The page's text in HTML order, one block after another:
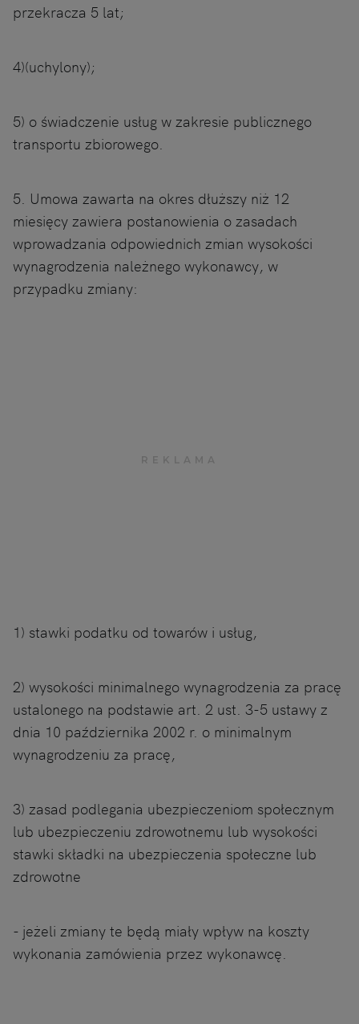
przekracza 5 lat;
4)(uchylony);
5) o świadczenie usług w zakresie publicznego
transportu zbiorowego.
5. Umowa zawarta na okres dłuższy niż 12
miesięcy zawiera postanowienia o zasadach
wprowadzania odpowiednich zmian wysokości
wynagrodzenia należnego wykonawcy, w
przypadku zmiany:
1) stawki podatku od towarów i usług,
2) wysokości minimalnego wynagrodzenia za pracę
ustalonego na podstawie art. 2 ust. 3-5 ustawy z
dnia 10 października 2002 r. o minimalnym
wynagrodzeniu za pracę,
3) zasad podlegania ubezpieczeniom społecznym
lub ubezpieczeniu zdrowotnemu lub wysokości
stawki składki na ubezpieczenia społeczne lub
zdrowotne
- jeżeli zmiany te będą miały wpływ na koszty
wykonania zamówienia przez wykonawcę.